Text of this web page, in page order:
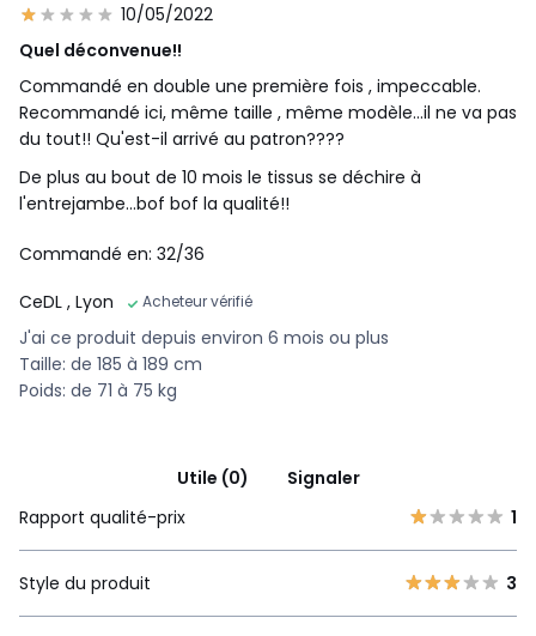
10/05/2022
Quel déconvenue!!
Commandé en double une première fois , impeccable.
Recommandé ici, même taille , même modèle...il ne va pas
du tout!! Qu'est-il arrivé au patron????
De plus au bout de 10 mois le tissus se déchire à
l'entrejambe...bof bof la qualité!!
Commandé en: 32/36
CeDL , Lyon Acheteur vérifié
J'ai ce produit depuis environ 6 mois ou plus
Taille: de 185 à 189 cm
Poids: de 71 à 75 kg
Utile (0)
Signaler
Rapport qualité-prix
1
Style du produit 3